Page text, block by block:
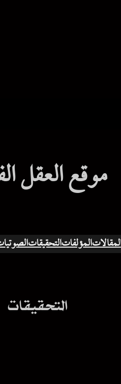
موقع العقل
المؤلفاتالتحقيقات
التحقيقات